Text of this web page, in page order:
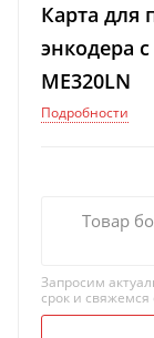
Карта для
энкодера
ME320LN
Подробности
Товар
Запросим
срок и свяжемся